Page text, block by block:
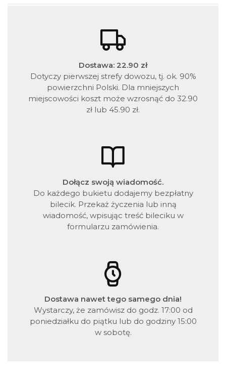
Dostawa: 22.90 zł
Dotyczy pierwszej strefy dowozu, tj. ok. 90%
powierzchni Polski. Dla mniejszych
miejscowości koszt może wzrosnąć do 32.90
zł lub 45.90 zł.
Dołącz swoją wiadomość.
Do każdego bukietu dodajemy bezpłatny
bilecik. Przekaż życzenia lub inną
wiadomość, wpisując treść bileciku w
formularzu zamówienia.
Dostawa nawet tego samego dnia!
Wystarczy, że zamówisz do godz. 17:00 od
poniedziałku do piątku lub do godziny 15:00
w sobotę.